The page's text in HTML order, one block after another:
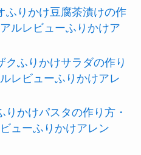
ふりかけ豆腐茶漬けの作
ルレビューふりかけア
クふりかけサラダの作り
レビューふりかけアレ
りかけパスタの作り方・
ューふりかけアレン